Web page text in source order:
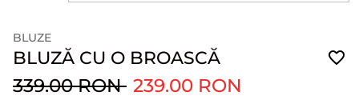
BLUZE
BLUZĂ CU O BROASCĂ
339.00 RON 239.00 RON